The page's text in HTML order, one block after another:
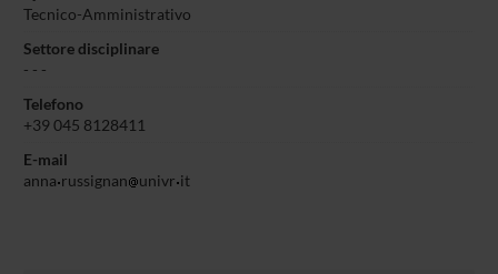
Tecnico-Amministrativo
Settore disciplinare
- - -
Telefono
+39 045 8128411
E-mail
anna russignan univr it